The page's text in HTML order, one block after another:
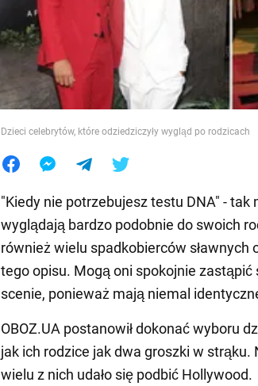
Jedzenie
Dzieci celebrytów, które odziedziczyły wygląd po rodzicach
"Kiedy nie potrzebujesz testu DNA" - tak
wyglądają bardzo podobnie do swoich
również wielu spadkobierców sławnych
tego opisu. Mogą oni spokojnie
scenie, ponieważ mają niemal
OBOZ.UA postanowił dokonać wyboru
jak ich rodzice jak dwa groszki w
wielu z nich udało się podbić Hollywood.